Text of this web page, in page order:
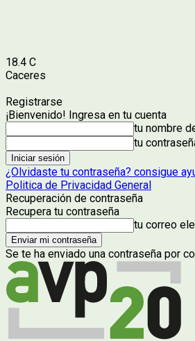
18.4 C
Caceres
Registrarse
¡Bienvenido! Ingresa en tu cuenta
tu nombre
tu
¿Olvidaste tu contraseña? consigue
Politica de Privacidad General
Recuperación de contraseña
Recupera tu contraseña
tu correo
Se te ha enviado una contraseña por